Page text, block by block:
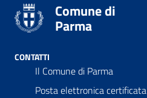
Comune di
Parma
CONTATTI
Il Comune di Parma
Posta elettronica certificata